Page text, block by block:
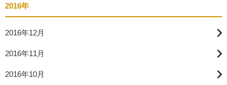
2016年
2016年12月
2016年11月
2016年10月